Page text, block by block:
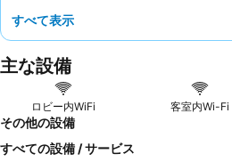
高く評価しています。より静かな滞在
さい。
すべて表示
主な設備
ロビー内WiFi 客室内Wi-Fi
その他の設備
すべての設備 / サービス